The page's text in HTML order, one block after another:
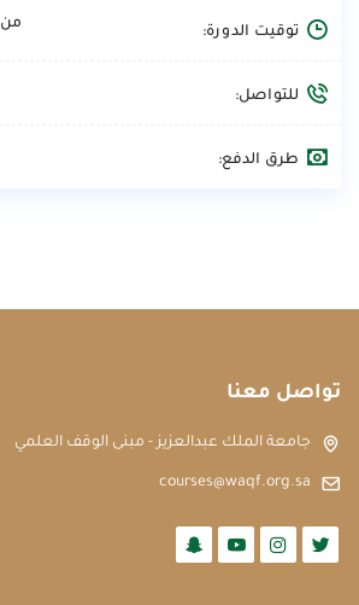
توقيت الدورة: من 10:00 AM إلى 1:00 PM
للتواصل:
طرق الدفع:
تواصل معنا
جامعة الملك عبدالعزيز - مبنى الوقف العلمي
courses@waqf.org.sa